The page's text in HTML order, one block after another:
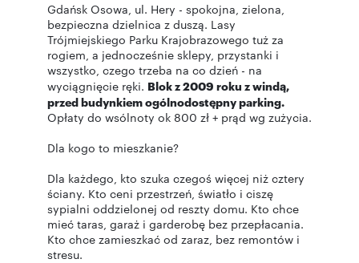
Gdańsk Osowa, ul. Hery - spokojna, zielona,
bezpieczna dzielnica z duszą. Lasy
Trójmiejskiego Parku Krajobrazowego tuż za
rogiem, a jednocześnie sklepy, przystanki i
wszystko, czego trzeba na co dzień - na
wyciągnięcie ręki. Blok z 2009 roku z windą,
przed budynkiem ogólnodostępny parking.
Opłaty do wsólnoty ok 800 zł + prąd wg zużycia.
Dla kogo to mieszkanie?
Dla każdego, kto szuka czegoś więcej niż cztery
ściany. Kto ceni przestrzeń, światło i ciszę
sypialni oddzielonej od reszty domu. Kto chce
mieć taras, garaż i garderobę bez przepłacania.
Kto chce zamieszkać od zaraz, bez remontów i
stresu.